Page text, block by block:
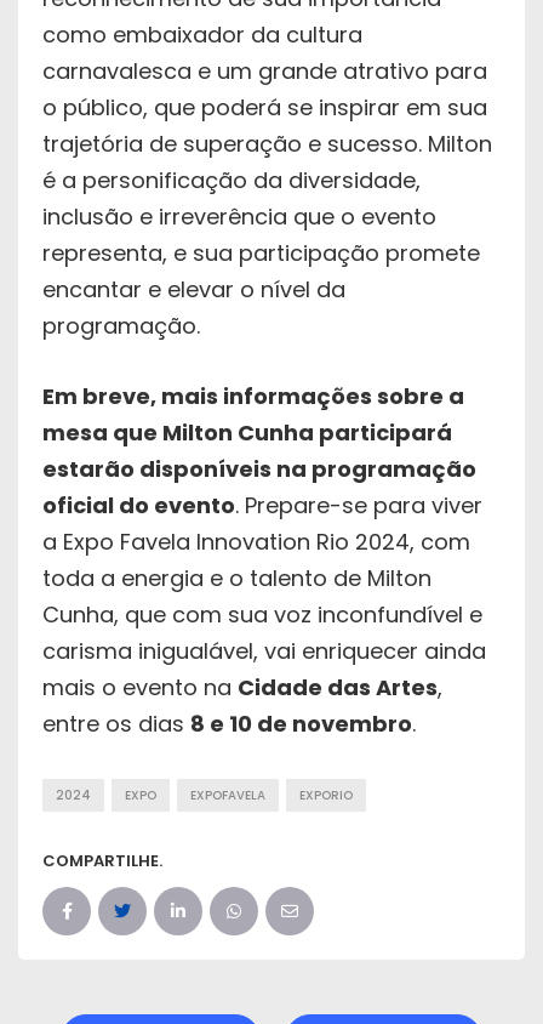
como embaixador da cultura
carnavalesca e um grande atrativo para
o público, que poderá se inspirar em sua
trajetória de superação e sucesso. Milton
é a personificação da diversidade,
inclusão e irreverência que o evento
representa, e sua participação promete
encantar e elevar o nível da
programação.
Em breve, mais informações sobre a
mesa que Milton Cunha participará
estarão disponíveis na programação
oficial do evento. Prepare-se para viver
a Expo Favela Innovation Rio 2024, com
toda a energia e o talento de Milton
Cunha, que com sua voz inconfundível e
carisma inigualável, vai enriquecer ainda
mais o evento na Cidade das Artes,
entre os dias 8 e 10 de novembro.
2024 EXPO EXPOFAVELA EXPORIO
COMPARTILHE.